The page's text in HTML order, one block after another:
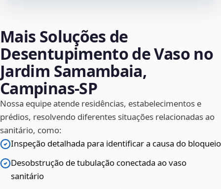
Mais Soluções de
Desentupimento de Vaso no
Jardim Samambaia,
Campinas‑SP
Nossa equipe atende residências, estabelecimentos e
prédios, resolvendo diferentes situações relacionadas ao
sanitário, como:
Inspeção detalhada para identificar a causa do bloqueio
Desobstrução de tubulação conectada ao vaso
sanitário